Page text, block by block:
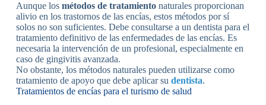
Aunque los métodos de tratamientonaturales proporcionan
alivio en los trastornos de las encías, estos métodos por sí
solos no son suficientes. Debe consultarse a un dentista para el
tratamiento definitivo de las enfermedades de las encías. Es
necesaria la intervención de un profesional, especialmente en
caso de gingivitis avanzada.
No obstante, los métodos naturales pueden utilizarse como
tratamiento de apoyo que debe aplicar su dentista.
Tratamientos de encías para el turismo de salud